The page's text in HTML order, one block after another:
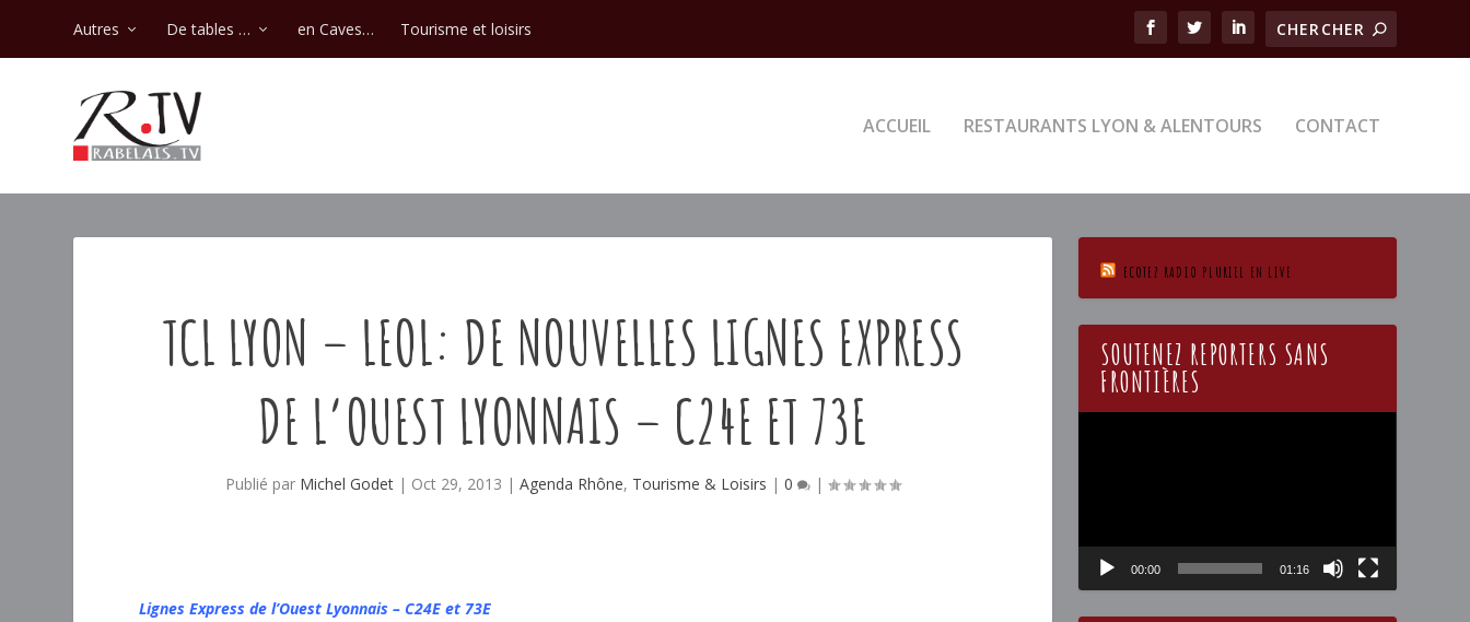
Autres De tables … en Caves… Tourisme et loisirs
ACCUEIL RESTAURANTS LYON & ALENTOURS CONTACT
TCL LYON – LEOL: DE NOUVELLES LIGNES EXPRESS
DE L’OUEST LYONNAIS – C24E ET 73E
Publié par Michel Godet | Oct 29, 2013 |Agenda Rhône, Tourisme & Loisirs |0 |
Lignes Express de l’Ouest Lyonnais – C24E et 73E
ECOTEZ RADIO PLURIEL EN LIVE
SOUTENEZ REPORTERS SANS
FRONTIÈRES
00:00 01:16